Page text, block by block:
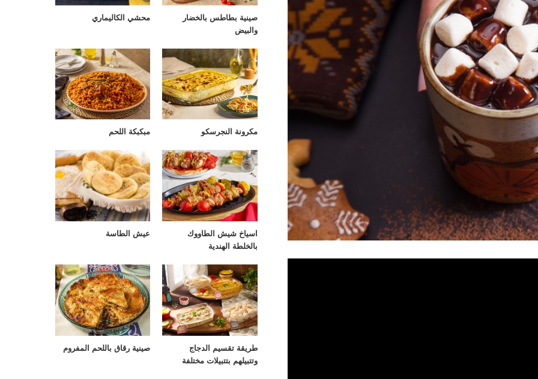
صينية بطاطس بالخضار
والبيض
محشي الكاليماري
مكرونة النجرسكو مبكبكة اللحم
اسياخ شيش الطاووك
بالخلطة الهندية
عيش الطاسة
طريقة تقسيم الدجاج
وتتبيلهم بتتبيلات مختلفة
صينية رقاق باللحم المفروم